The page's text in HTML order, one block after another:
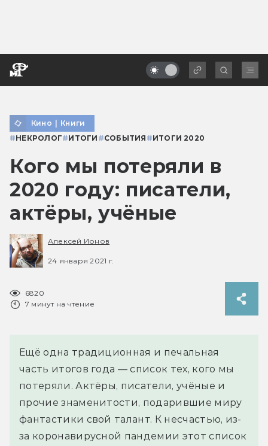
Кино | Книги
#НЕКРОЛОГ#ИТОГИ #СОБЫТИЯ #ИТОГИ 2020
Кого мы потеряли в
2020 году: писатели,
актёры, учёные
Алексей Ионов
24 января 2021 г.
6820
7 минут на чтение
Ещё одна традиционная и печальная
часть итогов года — список тех, кого мы
потеряли. Актёры, писатели, учёные и
прочие знаменитости, подарившие миру
фантастики свой талант. К несчастью, из-
за коронавирусной пандемии этот список